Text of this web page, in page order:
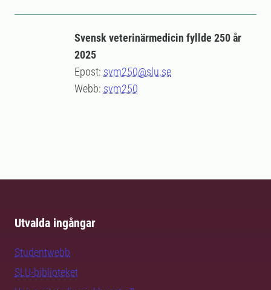
Svensk veterinärmedicin fyllde 250 år
2025
Epost: svm250@slu.se
Webb: svm250
Utvalda ingångar
Studentwebb
SLU-biblioteket